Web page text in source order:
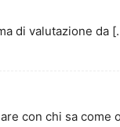
di valutazione da
con chi sa come